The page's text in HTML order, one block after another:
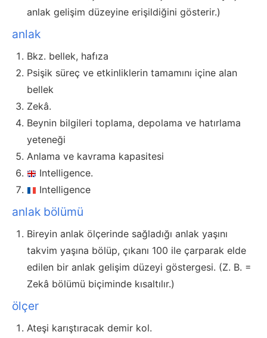
anlak gelişim düzeyine erişildiğini gösterir.)
anlak
Bkz. bellek, hafıza
Psişik süreç ve etkinliklerin tamamını içine alan
bellek
Zekâ.
Beynin bilgileri toplama, depolama ve hatırlama
yeteneği
Anlama ve kavrama kapasitesi
Intelligence.
Intelligence
anlak bölümü
Bireyin anlak ölçerinde sağladığı anlak yaşını
takvim yaşına bölüp, çıkanı 100 ile çarparak elde
edilen bir anlak gelişim düzeyi göstergesi. (Z. B. =
Zekâ bölümü biçiminde kısaltılır.)
ölçer
Ateşi karıştıracak demir kol.